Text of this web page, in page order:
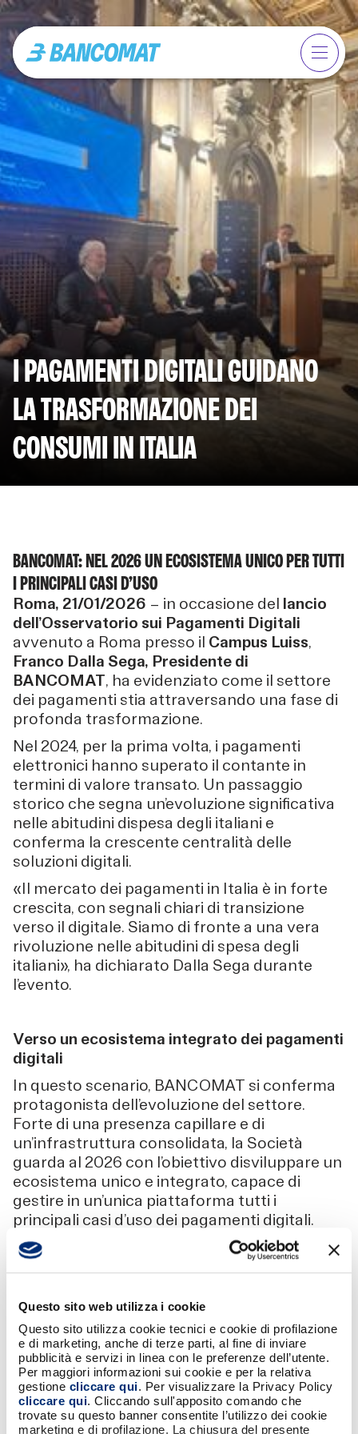
Questo sito web utilizza i cookie
Questo sito utilizza cookie tecnici e cookie di profilazione
e di marketing, anche di terze parti, al fine di inviare
pubblicità e servizi in linea con le preferenze dell’utente.
Per maggiori informazioni sui cookie e per la relativa
gestione cliccare qui. Per visualizzare la Privacy Policy
cliccare qui. Cliccando sull'apposito comando che
trovate su questo banner consentite l’utilizzo dei cookie
marketing e di profilazione. La chiusura del presente
I PAGAMENTI DIGITALI GUIDANO
LA TRASFORMAZIONE DEI
CONSUMI IN ITALIA
BANCOMAT: NEL 2026 UN ECOSISTEMA UNICO PER TUTTI
I PRINCIPALI CASI D’USO
Roma, 21/01/2026 — in occasione del lancio
dell’Osservatorio sui Pagamenti Digitali
avvenuto a Roma presso il Campus Luiss,
Franco Dalla Sega, Presidente di
BANCOMAT, ha evidenziato come il settore
dei pagamenti stia attraversando una fase di
profonda trasformazione.
Nel 2024, per la prima volta, i pagamenti
elettronici hanno superato il contante in
termini di valore transato. Un passaggio
storico che segna un’evoluzione significativa
nelle abitudini dispesa degli italiani e
conferma la crescente centralità delle
soluzioni digitali.
«Il mercato dei pagamenti in Italia è in forte
crescita, con segnali chiari di transizione
verso il digitale. Siamo di fronte a una vera
rivoluzione nelle abitudini di spesa degli
italiani», ha dichiarato Dalla Sega durante
l’evento.
Verso un ecosistema integrato dei pagamenti
digitali
In questo scenario, BANCOMAT si conferma
protagonista dell’evoluzione del settore.
Forte di una presenza capillare e di
un’infrastruttura consolidata, la Società
guarda al 2026 con l’obiettivo disviluppare un
ecosistema unico e integrato, capace di
gestire in un’unica piattaforma tutti i
principali casi d’uso dei pagamenti digitali.
L’approccio punta a semplificare l’esperienza
quotidiana di cittadini, imprese e istituzioni,
digitalizzazione dei servizi e rispondendo alle
esigenze di un mercato in rapido
cambiamento.
Efficienza, sicurezza e innovazione al centro
dello sviluppo